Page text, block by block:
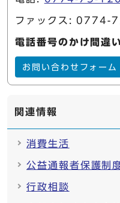
ファックス: 0774-
電話番号のかけ間違
お問い合わせフォーム
関連情報
消費生活
公益通報者保護制
行政相談